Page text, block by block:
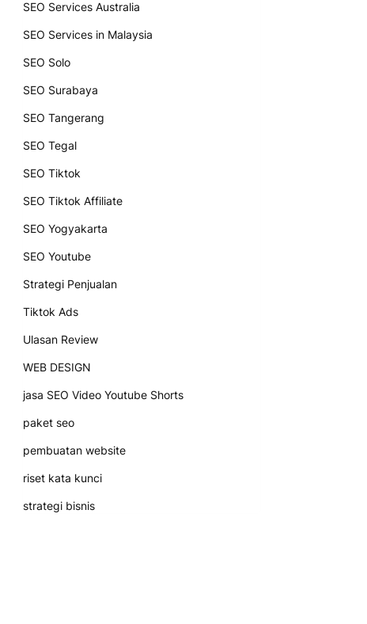
SEO Services Australia
SEO Services in Malaysia
SEO Solo
SEO Surabaya
SEO Tangerang
SEO Tegal
SEO Tiktok
SEO Tiktok Affiliate
SEO Yogyakarta
SEO Youtube
Strategi Penjualan
Tiktok Ads
Ulasan Review
WEB DESIGN
jasa SEO Video Youtube Shorts
paket seo
pembuatan website
riset kata kunci
strategi bisnis